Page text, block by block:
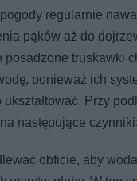
regularnie
pąków aż do
posadzone truskawki
ponieważ ich
Przy
następujące czynniki:
obficie, aby